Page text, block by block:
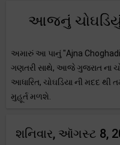
આજનું ચોઘડિયું
અમારું આ પાનું "Ajna
ગણતરી સાથે, આજે ગુજરાત ના
આધારિત, ચોઘડિયા ની મદદ
મુહૂર્ત મળશે.
શનિવાર, ઑગસ્ટ 8,